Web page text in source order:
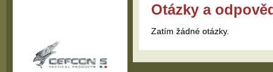
Otázky a
Zatím žádné otázky.